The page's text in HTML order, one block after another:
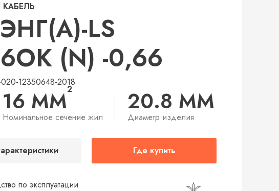
LS
(N) -0,66
12350648-2018
16 ММ2
Номинальное сечение жил
20.8 ММ
Диаметр изделия
Где купить
по эксплуатации